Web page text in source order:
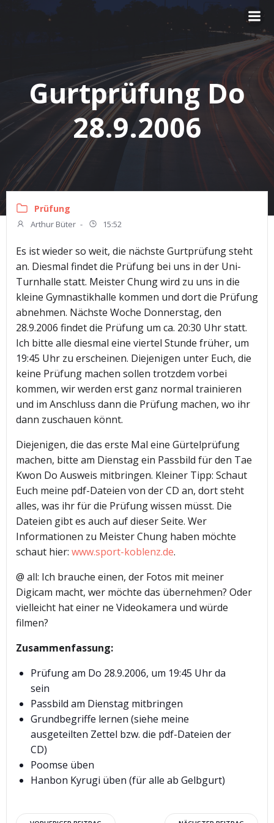
Zum
Gurtprüfung Do
28.9.2006
Prüfung
Arthur Büter - 15:52
Es ist wieder so weit, die nächste Gurtprüfung steht
an. Diesmal findet die Prüfung bei uns in der Uni-
Turnhalle statt. Meister Chung wird zu uns in die
kleine Gymnastikhalle kommen und dort die Prüfung
abnehmen. Nächste Woche Donnerstag, den
28.9.2006 findet die Prüfung um ca. 20:30 Uhr statt.
Ich bitte alle diesmal eine viertel Stunde früher, um
19:45 Uhr zu erscheinen. Diejenigen unter Euch, die
keine Prüfung machen sollen trotzdem vorbei
kommen, wir werden erst ganz normal trainieren
und im Anschluss dann die Prüfung machen, wo ihr
dann zuschauen könnt.
Diejenigen, die das erste Mal eine Gürtelprüfung
machen, bitte am Dienstag ein Passbild für den Tae
Kwon Do Ausweis mitbringen. Kleiner Tipp: Schaut
Euch meine pdf-Dateien von der CD an, dort steht
alles, was ihr für die Prüfung wissen müsst. Die
Dateien gibt es auch auf dieser Seite. Wer
Informationen zu Meister Chung haben möchte
schaut hier: www.sport-koblenz.de.
@ all: Ich brauche einen, der Fotos mit meiner
Digicam macht, wer möchte das übernehmen? Oder
vielleicht hat einer ne Videokamera und würde
filmen?
Zusammenfassung:
Prüfung am Do 28.9.2006, um 19:45 Uhr da
sein
Passbild am Dienstag mitbringen
Grundbegriffe lernen (siehe meine
ausgeteilten Zettel bzw. die pdf-Dateien der
CD)
Poomse üben
Hanbon Kyrugi üben (für alle ab Gelbgurt)